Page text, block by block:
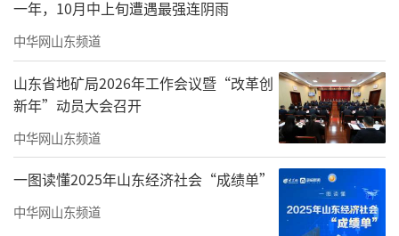
院高质量发展谱写护理事业新篇章！
（文/陈立康）
责任编辑：寿鹏瑶
一年，10月中上旬遭遇最强连阴雨
中华网山东频道
山东省地矿局2026年工作会议暨“改革创
新年”动员大会召开
中华网山东频道
一图读懂2025年山东经济社会“成绩单”
中华网山东频道